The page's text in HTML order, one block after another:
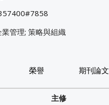
業管理; 策略與組織
榮譽 期刊論文
主修